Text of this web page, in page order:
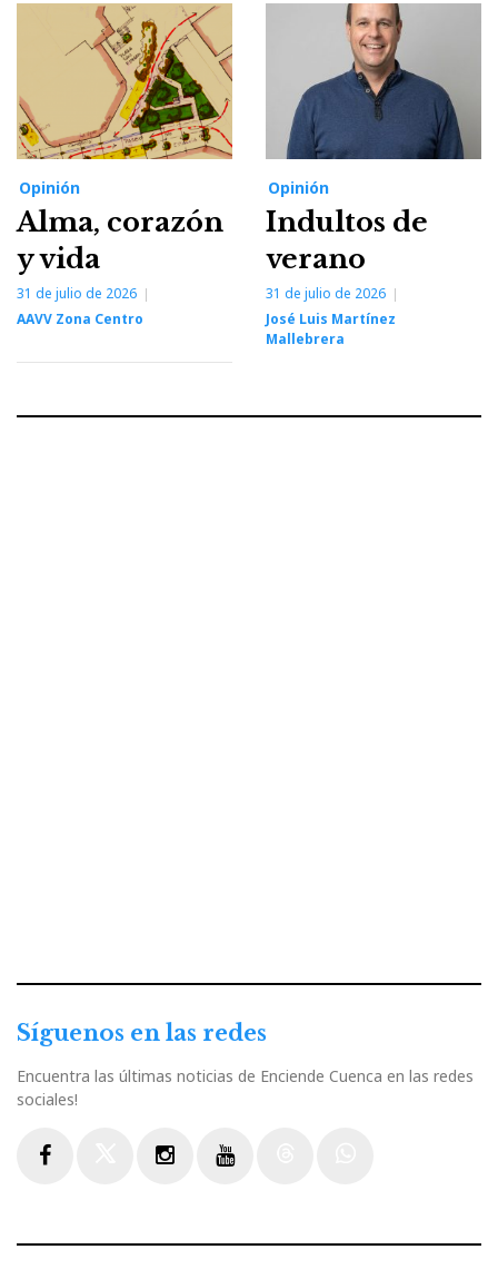
Opinión
Alma, corazón
y vida
31 de julio de 2026
AAVV Zona Centro
Opinión
Indultos de
verano
31 de julio de 2026
José Luis Martínez
Mallebrera
Síguenos en las redes
Encuentra las últimas noticias de Enciende Cuenca en las redes
sociales!